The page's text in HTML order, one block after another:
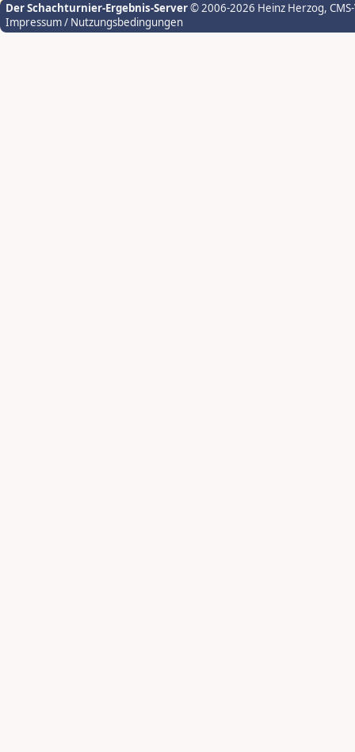
Der Schachturnier-Ergebnis-Server© 2006-2026 Heinz Herzog,
Impressum / Nutzungsbedingungen